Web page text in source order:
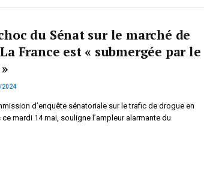
du Sénat sur le marché de
France est « submergée par le
2024
d’enquête sénatoriale sur le trafic de drogue en
mardi 14 mai, souligne l’ampleur alarmante du